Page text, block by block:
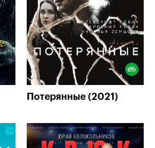
Потерянные (2021)